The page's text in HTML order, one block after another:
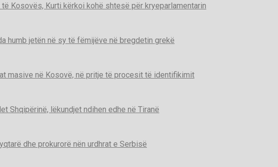
Kosovës, Kurti kërkoi kohë shtesë për kryeparlamentarin
humb jetën në sy të fëmijëve në bregdetin grekë
masive në Kosovë, në pritje të procesit të identifikimit
Shqipërinë, lëkundjet ndihen edhe në Tiranë
dhe prokurorë nën urdhrat e Serbisë